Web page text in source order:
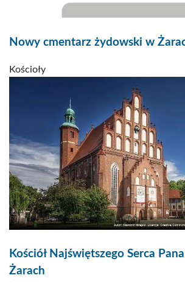
Nowy cmentarz żydowski w
Kościoły
Kościół Najświętszego Serca
Żarach